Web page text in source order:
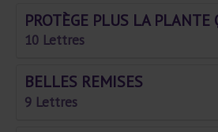
PROTÈGE PLUS LA PLANTE
10 Lettres
BELLES REMISES
9 Lettres